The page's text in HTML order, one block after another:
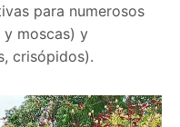
para numerosos
y moscas) y
crisópidos).